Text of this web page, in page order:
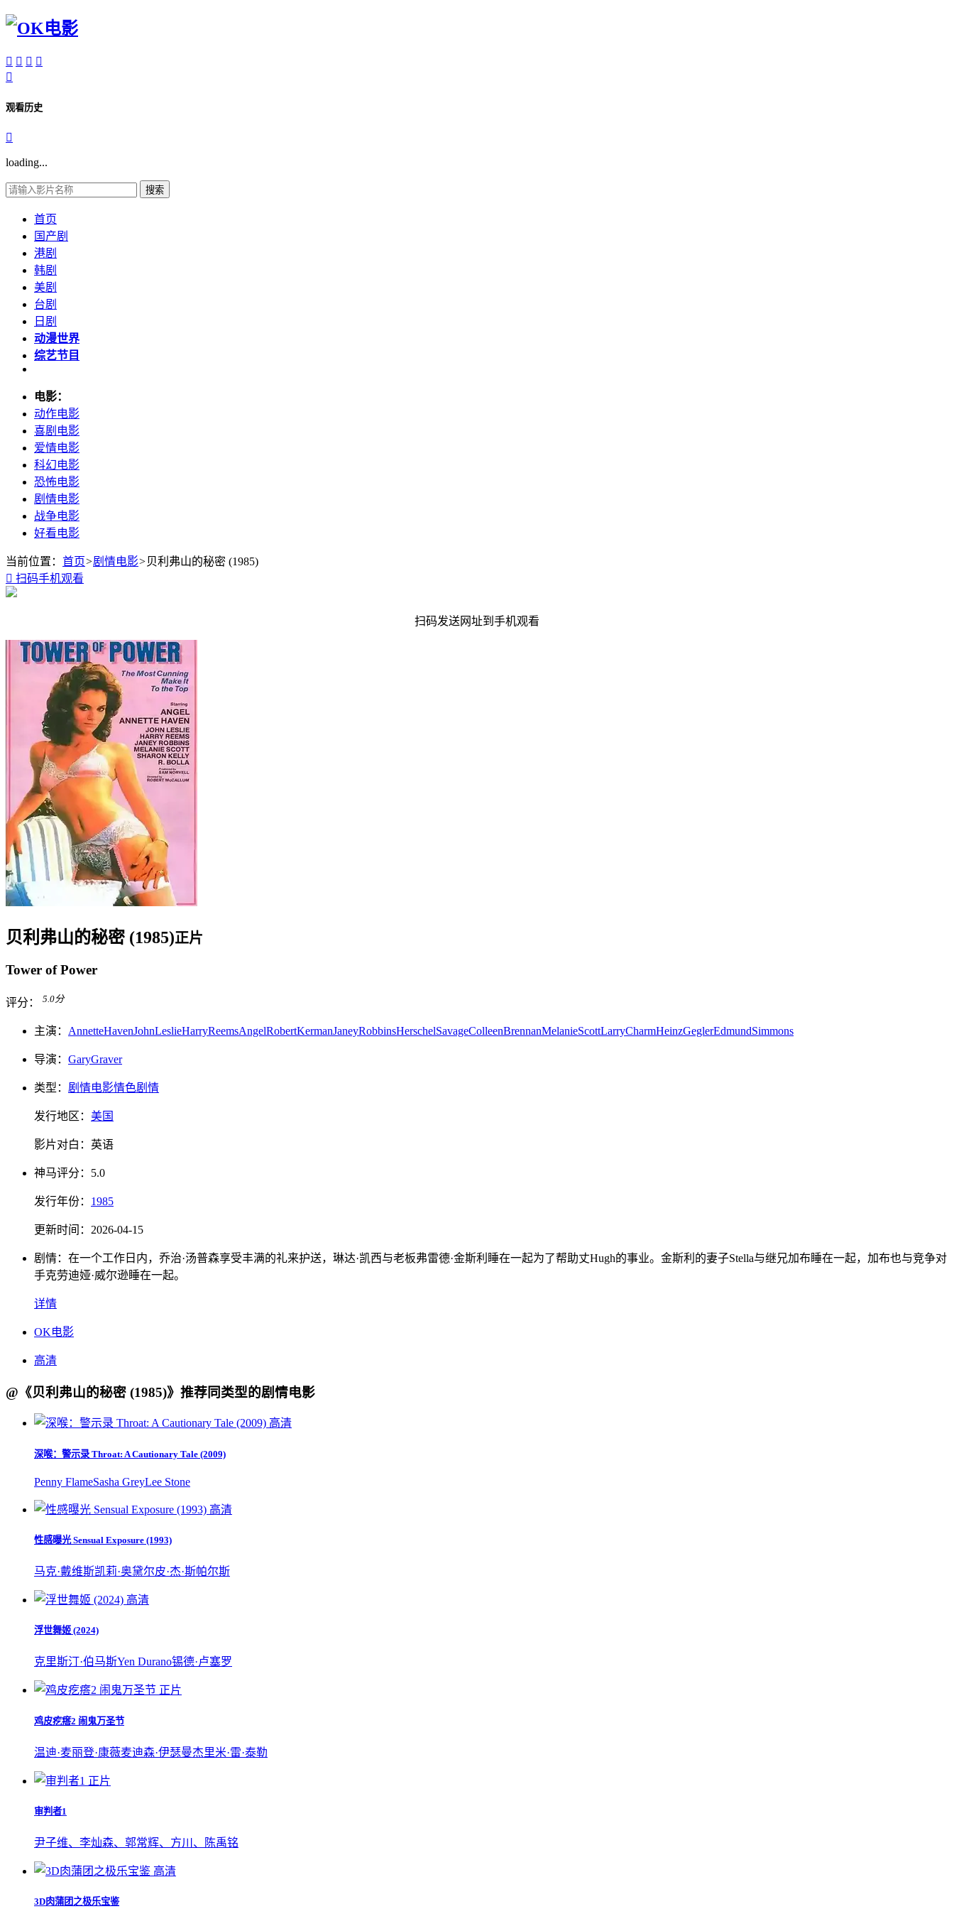
   

观看历史

loading...
搜索
首页
国产剧
港剧
韩剧
美剧
台剧
日剧
动漫世界
综艺节目
电影：
动作电影
喜剧电影
爱情电影
科幻电影
恐怖电影
剧情电影
战争电影
好看电影
当前位置： 首页>剧情电影>贝利弗山的秘密 (1985)
 扫码手机观看
扫码发送网址到手机观看
贝利弗山的秘密 (1985)正片
Tower of Power
评分： 5.0分
主演： AnnetteHavenJohnLeslieHarryReemsAngelRobertKermanJaneyRobbinsHerschelSavageColleenBrennanMelanieScottLarryCharmHeinzGeglerEdmundSimmons
导演： GaryGraver
类型： 剧情电影情色剧情
发行地区： 美国
影片对白： 英语
神马评分： 5.0
发行年份： 1985
更新时间： 2026-04-15
剧情： 在一个工作日内，乔治·汤普森享受丰满的礼来护送，琳达·凯西与老板弗雷德·金斯利睡在一起为了帮助丈Hugh的事业。金斯利的妻子Stella与继兄加布睡在一起，加布也与竞争对
手克劳迪娅·威尔逊睡在一起。
详情
OK电影
高清
@《贝利弗山的秘密 (1985)》推荐同类型的剧情电影
高清
深喉：警示录 Throat: A Cautionary Tale (2009)
Penny FlameSasha GreyLee Stone
高清
性感曝光 Sensual Exposure (1993)
马克·戴维斯凯莉·奥黛尔皮·杰·斯帕尔斯
高清
浮世舞姬 (2024)
克里斯汀·伯马斯Yen Durano锡德·卢塞罗
正片
鸡皮疙瘩2 闹鬼万圣节
温迪·麦丽登·康薇麦迪森·伊瑟曼杰里米·雷·泰勒
正片
审判者1
尹子维、李灿森、郭常辉、方川、陈禹铭
高清
3D肉蒲团之极乐宝鉴